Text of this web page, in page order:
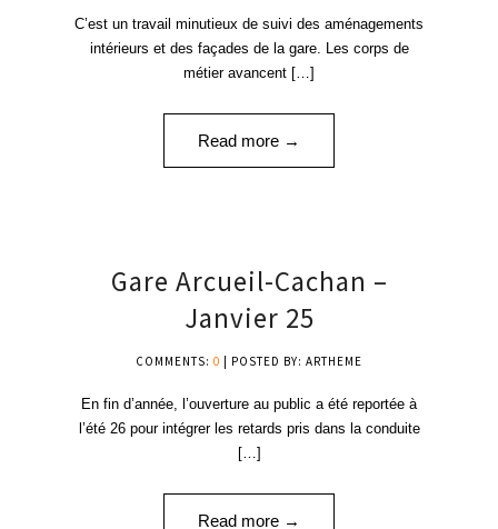
C’est un travail minutieux de suivi des aménagements
intérieurs et des façades de la gare. Les corps de
métier avancent […]
Read more →
Gare Arcueil-Cachan –
Janvier 25
COMMENTS: 0 | POSTED BY: ARTHEME
En fin d’année, l’ouverture au public a été reportée à
l’été 26 pour intégrer les retards pris dans la conduite
[…]
Read more →